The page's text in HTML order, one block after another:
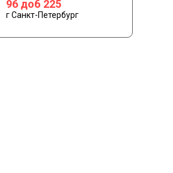
96 доб 225
г Санкт-Петербург